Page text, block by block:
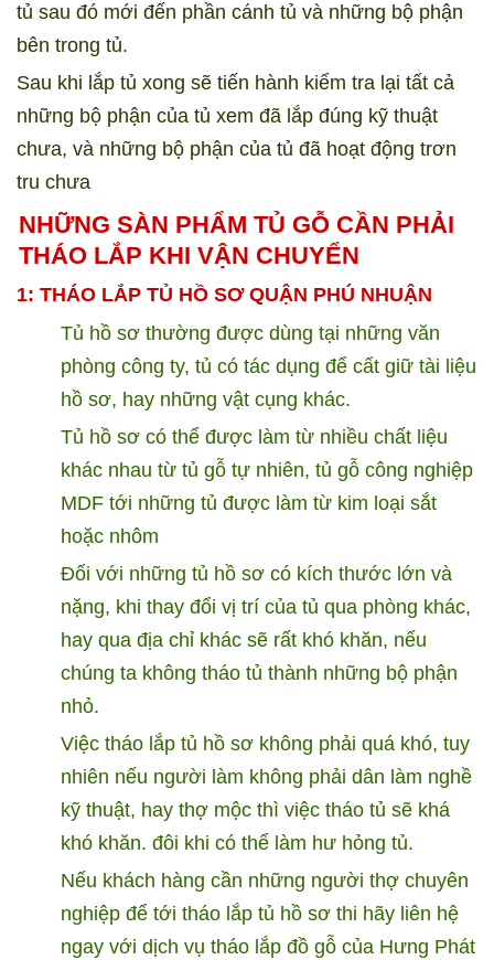
tủ sau đó mới đến phần cánh tủ và những bộ phận
bên trong tủ.
Sau khi lắp tủ xong sẽ tiến hành kiểm tra lại tất cả
những bộ phận của tủ xem đã lắp đúng kỹ thuật
chưa, và những bộ phận của tủ đã hoạt động trơn
tru chưa
NHỮNG SÀN PHẨM TỦ GỖ CẦN PHẢI
THÁO LẮP KHI VẬN CHUYỂN
1: THÁO LẮP TỦ HỒ SƠ QUẬN PHÚ NHUẬN
Tủ hồ sơ thường được dùng tại những văn
phòng công ty, tủ có tác dụng để cất giữ tài liệu
hồ sơ, hay những vật cụng khác.
Tủ hồ sơ có thể được làm từ nhiều chất liệu
khác nhau từ tủ gỗ tự nhiên, tủ gỗ công nghiệp
MDF tới những tủ được làm từ kim loại sắt
hoặc nhôm
Đối với những tủ hồ sơ có kích thước lớn và
nặng, khi thay đổi vị trí của tủ qua phòng khác,
hay qua địa chỉ khác sẽ rất khó khăn, nếu
chúng ta không tháo tủ thành những bộ phận
nhỏ.
Việc tháo lắp tủ hồ sơ không phải quá khó, tuy
nhiên nếu người làm không phải dân làm nghề
kỹ thuật, hay thợ mộc thì việc tháo tủ sẽ khá
khó khăn. đôi khi có thể làm hư hỏng tủ.
Nếu khách hàng cần những người thợ chuyên
nghiệp để tới tháo lắp tủ hồ sơ thi hãy liên hệ
ngay với dịch vụ tháo lắp đồ gỗ của Hưng Phát